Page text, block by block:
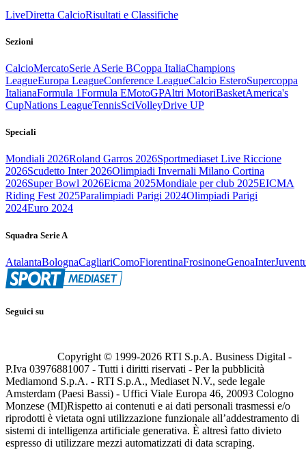
LiveDiretta CalcioRisultati e Classifiche
Sezioni
CalcioMercatoSerie ASerie BCoppa ItaliaChampions
LeagueEuropa LeagueConference LeagueCalcio EsteroSupercoppa
ItalianaFormula 1Formula EMotoGPAltri MotoriBasketAmerica's
CupNations LeagueTennisSciVolleyDrive UP
Speciali
Mondiali 2026Roland Garros 2026Sportmediaset Live Riccione
2026Scudetto Inter 2026Olimpiadi Invernali Milano Cortina
2026Super Bowl 2026Eicma 2025Mondiale per club 2025EICMA
Riding Fest 2025Paralimpiadi Parigi 2024Olimpiadi Parigi
2024Euro 2024
Squadra Serie A
AtalantaBolognaCagliariComoFiorentinaFrosinoneGenoaInter
Seguici su
Copyright © 1999-2026 RTI S.p.A. Business Digital -
P.Iva 03976881007 - Tutti i diritti riservati - Per la pubblicità
Mediamond S.p.A. - RTI S.p.A., Mediaset N.V., sede legale
Amsterdam (Paesi Bassi) - Uffici Viale Europa 46, 20093 Cologno
Monzese (MI)Rispetto ai contenuti e ai dati personali trasmessi e/o
riprodotti è vietata ogni utilizzazione funzionale all’addestramento di
sistemi di intelligenza artificiale generativa. È altresì fatto divieto
espresso di utilizzare mezzi automatizzati di data scraping.